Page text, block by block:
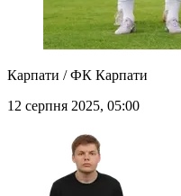
Карпати / ФК Карпати
12 серпня 2025, 05:00